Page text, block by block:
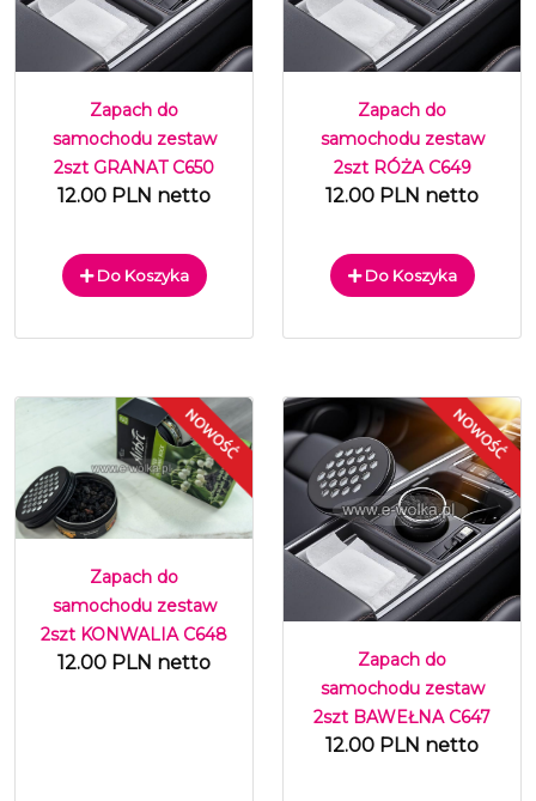
Zapach do
samochodu zestaw
2szt GRANAT C650
12.00 PLN netto
Do Koszyka
Zapach do
samochodu zestaw
2szt RÓŻA C649
12.00 PLN netto
Do Koszyka
Zapach do
samochodu zestaw
2szt KONWALIA C648
12.00 PLN netto
Zapach do
samochodu zestaw
2szt BAWEŁNA C647
12.00 PLN netto